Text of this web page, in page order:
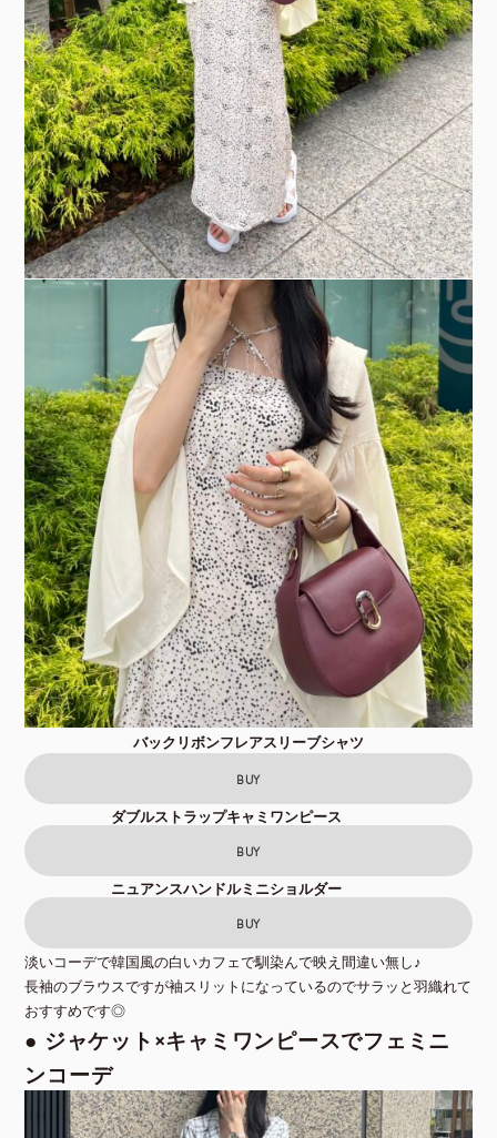
バックリボンフレアスリーブシャツ
BUY
ダブルストラップキャミワンピース
BUY
ニュアンスハンドルミニショルダー
BUY
淡いコーデで韓国風の白いカフェで馴染んで映え間違い無し♪
長袖のブラウスですが袖スリットになっているのでサラッと羽織れて
おすすめです◎
● ジャケット×キャミワンピースでフェミニ
ンコーデ